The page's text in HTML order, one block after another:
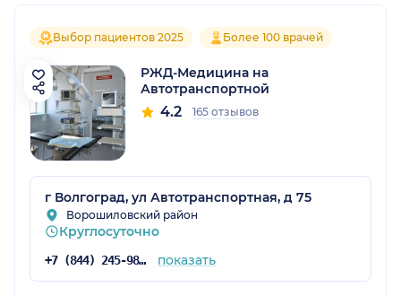
Выбор пациентов 2025 Более 100 врачей
РЖД-Медицина на
Автотранспортной
4.2 165 отзывов
г Волгоград, ул Автотранспортная, д 75
Ворошиловский район
Круглосуточно
+7 (844) 245-98-54 показать